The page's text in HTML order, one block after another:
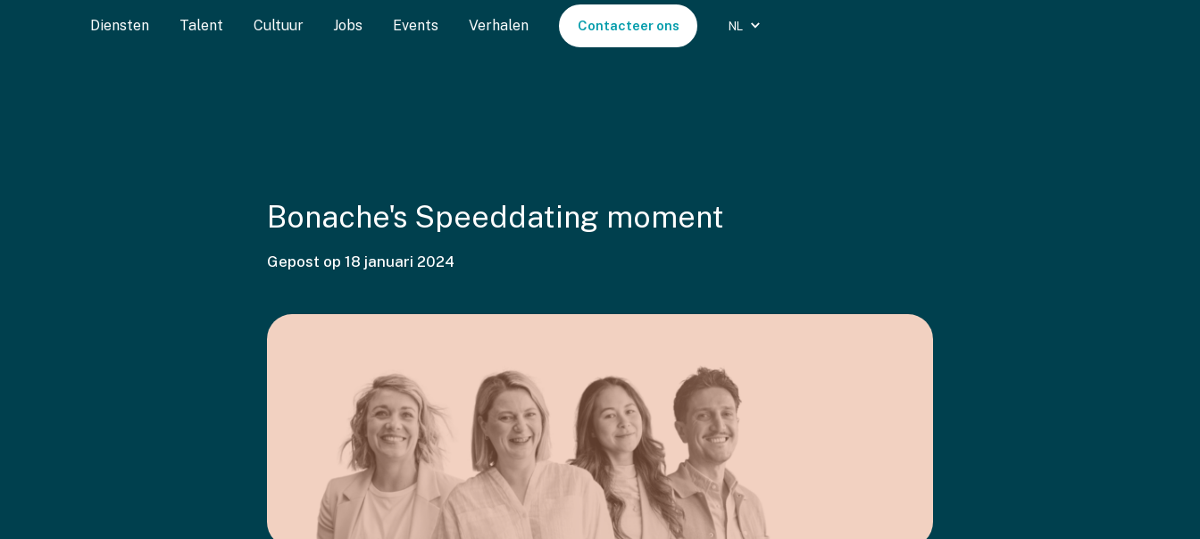
Diensten Talent Cultuur Jobs Events Verhalen Contacteer ons NL
Bonache's Speeddating moment
Gepost op 18 januari 2024